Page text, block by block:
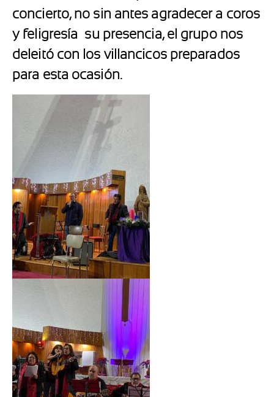
concierto, no sin antes agradecer a coros
y feligresía su presencia, el grupo nos
deleitó con los villancicos preparados
para esta ocasión.